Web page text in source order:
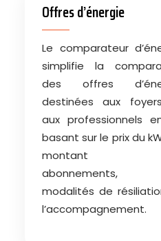
Offres d’énergie
Le comparateur
simplifie la
des offres
destinées aux
aux professionnels
basant sur le prix du
montant
abonnements,
modalités de
l’accompagnement.